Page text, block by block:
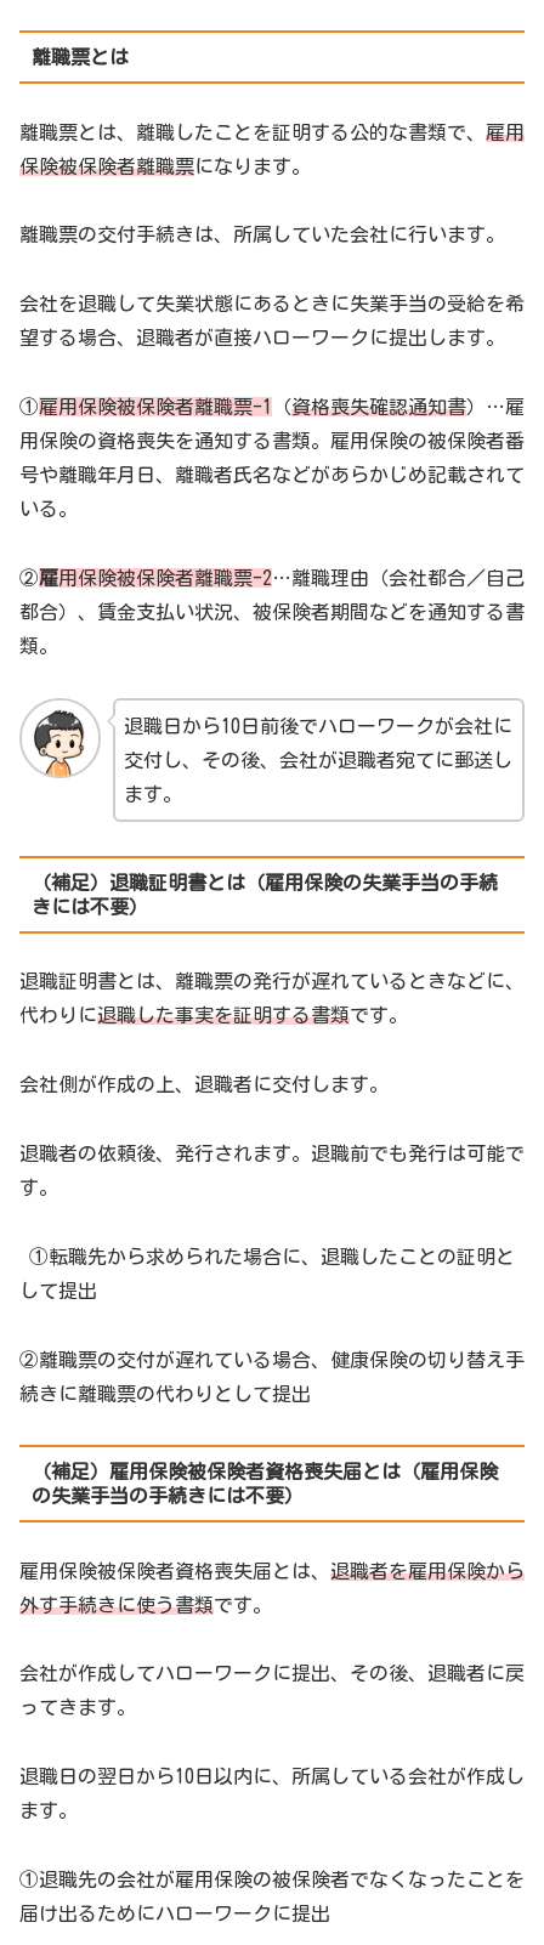
離職票とは
離職票とは、離職したことを証明する公的な書類で、 雇用
保険被保険者離職票になります。
離職票の交付手続きは、所属していた会社に行います。
会社を退職して失業状態にあるときに失業手当の受給を希
望する場合、退職者が直接ハローワークに提出します。
①雇用保険被保険者離職票-1 （資格喪失確認通知書）…雇
用保険の資格喪失を通知する書類。雇用保険の被保険者番
号や離職年月日、離職者氏名などがあらかじめ記載されて
いる。
②雇用保険被保険者離職票-2…離職理由（会社都合／自己
都合）、賃金支払い状況、被保険者期間などを通知する書
類。
退職日から10日前後でハローワークが会社に
交付し、その後、会社が退職者宛てに郵送し
ます。
（補足）退職証明書とは（雇用保険の失業手当の手続
きには不要）
退職証明書とは、離職票の発行が遅れているときなどに、
代わりに退職した事実を証明する書類です。
会社側が作成の上、退職者に交付します。
退職者の依頼後、発行されます。退職前でも発行は可能で
す。
①転職先から求められた場合に、退職したことの証明と
して提出
②離職票の交付が遅れている場合、健康保険の切り替え手
続きに離職票の代わりとして提出
（補足）雇用保険被保険者資格喪失届とは（雇用保険
の失業手当の手続きには不要）
雇用保険被保険者資格喪失届とは、 退職者を雇用保険から
外す手続きに使う書類です。
会社が作成してハローワークに提出、その後、退職者に戻
ってきます。
退職日の翌日から10日以内に、所属している会社が作成し
ます。
①退職先の会社が雇用保険の被保険者でなくなったことを
届け出るためにハローワークに提出